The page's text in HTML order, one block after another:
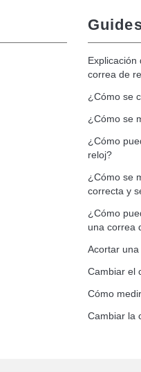
Explicación
correa de
¿Cómo se
¿Cómo se
¿Cómo
reloj?
¿Cómo se
correcta y
¿Cómo
una correa
Acortar
Cambiar el
Cómo
Cambiar la